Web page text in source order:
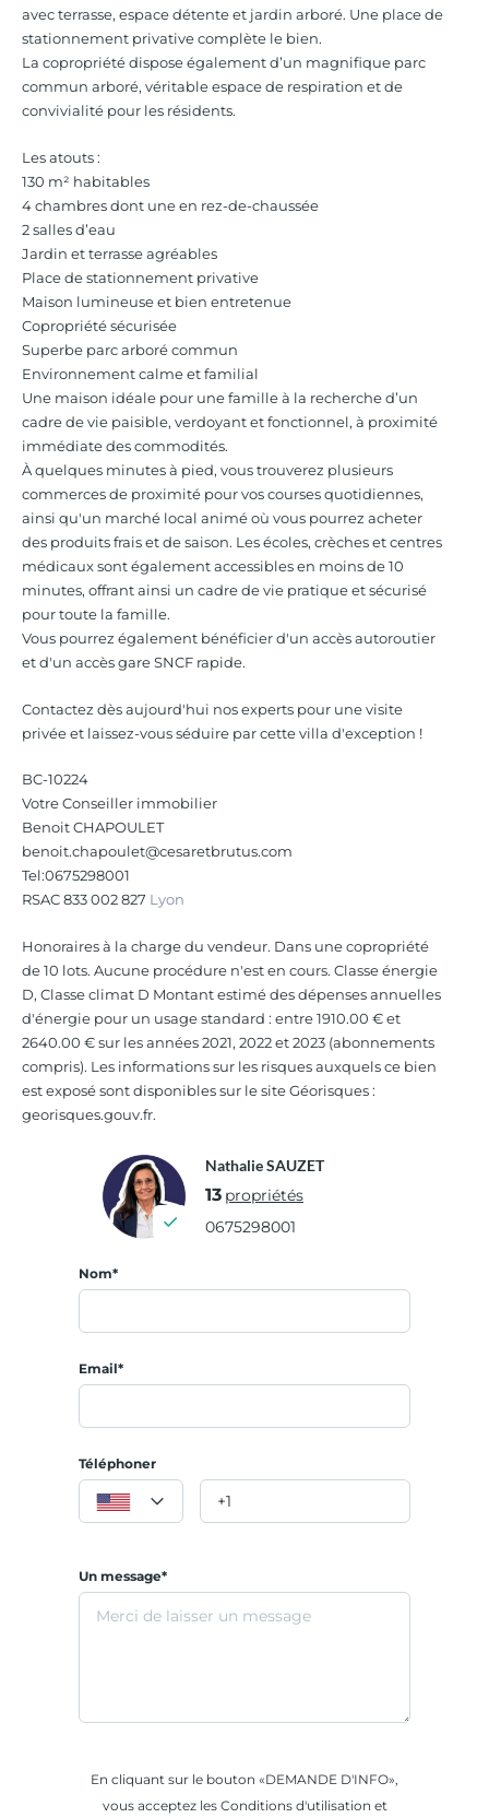
avec terrasse, espace détente et jardin arboré. Une place de
stationnement privative complète le bien.
La copropriété dispose également d’un magnifique parc
commun arboré, véritable espace de respiration et de
convivialité pour les résidents.
Les atouts :
130 m² habitables
4 chambres dont une en rez-de-chaussée
2 salles d’eau
Jardin et terrasse agréables
Place de stationnement privative
Maison lumineuse et bien entretenue
Copropriété sécurisée
Superbe parc arboré commun
Environnement calme et familial
Une maison idéale pour une famille à la recherche d’un
cadre de vie paisible, verdoyant et fonctionnel, à proximité
immédiate des commodités.
À quelques minutes à pied, vous trouverez plusieurs
commerces de proximité pour vos courses quotidiennes,
ainsi qu'un marché local animé où vous pourrez acheter
des produits frais et de saison. Les écoles, crèches et centres
médicaux sont également accessibles en moins de 10
minutes, offrant ainsi un cadre de vie pratique et sécurisé
pour toute la famille.
Vous pourrez également bénéficier d'un accès autoroutier
et d'un accès gare SNCF rapide.
Contactez dès aujourd'hui nos experts pour une visite
privée et laissez-vous séduire par cette villa d'exception !
BC-10224
Votre Conseiller immobilier
Benoit CHAPOULET
benoit.chapoulet@cesaretbrutus.com
Tel:0675298001
RSAC 833 002 827 Lyon
Honoraires à la charge du vendeur. Dans une copropriété
de 10 lots. Aucune procédure n'est en cours. Classe énergie
D, Classe climat D Montant estimé des dépenses annuelles
d'énergie pour un usage standard : entre 1910.00 € et
2640.00 € sur les années 2021, 2022 et 2023 (abonnements
compris). Les informations sur les risques auxquels ce bien
est exposé sont disponibles sur le site Géorisques :
georisques.gouv.fr.
Nathalie SAUZET
13 propriétés
0675298001
Nom*
Email*
Téléphoner
Un message*
En cliquant sur le bouton «DEMANDE D'INFO»,
vous acceptez les Conditions d'utilisation et